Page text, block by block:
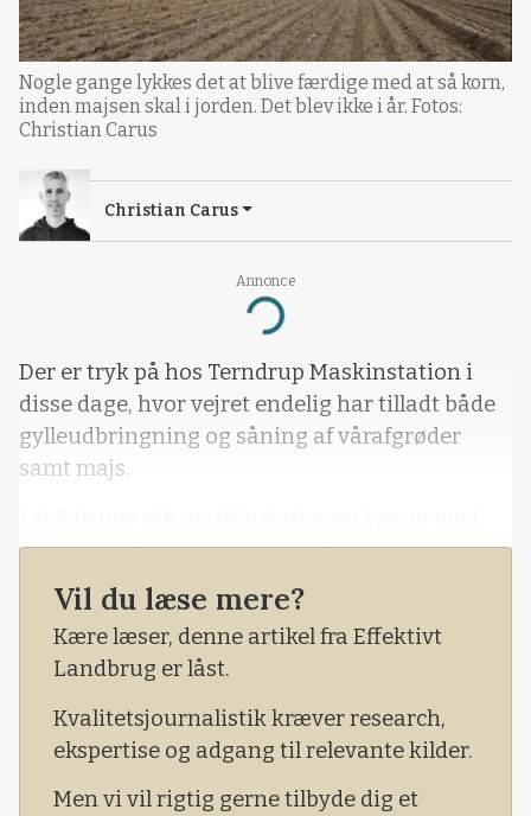
Annonce
Loading...
Nogle gange lykkes det at blive færdige med at så korn,
inden majsen skal i jorden. Det blev ikke i år. Fotos:
Christian Carus
Christian Carus
Der er tryk på hos Terndrup Maskinstation i
disse dage, hvor vejret endelig har tilladt både
gylleudbringning og såning af vårafgrøder
samt majs.
majssåningen hos Kurt Jensen og Hedelund
Mælk, der med en besætning på over 4.000
køer og godt 1.000 hektar med majs altid er den
første, der melder sig på banen, når
maskinstationen skal putte majsen i jorden.
Vil du læse mere?
Kære læser, denne artikel fra Effektivt
Landbrug er låst.
Kvalitetsjournalistik kræver research,
ekspertise og adgang til relevante kilder.
Men vi vil rigtig gerne tilbyde dig et